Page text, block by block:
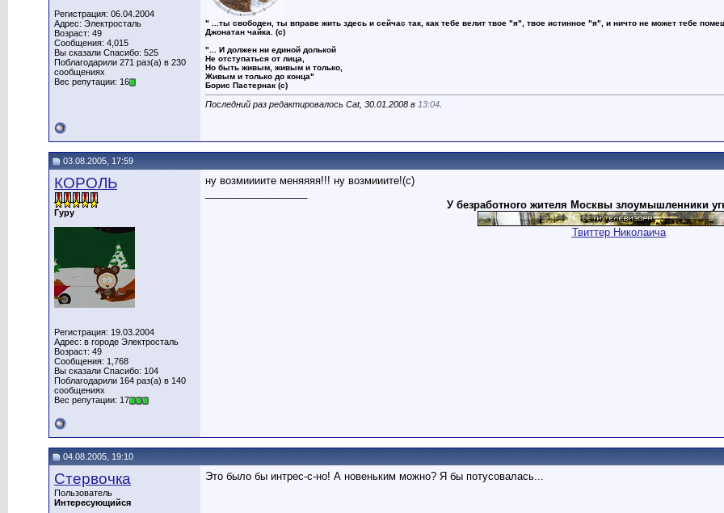
Регистрация: 06.04.2004
Адрес: Электросталь
Возраст: 49
Сообщения: 4,015
Вы сказали Спасибо: 525
Поблагодарили 271 раз(а) в 230
сообщениях
Вес репутации: 16
" ...ты свободен, ты вправе жить здесь и сейчас так, как тебе велит твое "я", твое истинное "я", и ничто не может тебе
Джонатан чайка. (с)
"... И должен ни единой долькой
Не отступаться от лица,
Но быть живым, живым и только,
Живым и только до конца"
Борис Пастернак (с)
Последний раз редактировалось Cat, 30.01.2008 в 13:04
03.08.2005, 17:59
КОРОЛЬ
Гуру
Регистрация: 19.03.2004
Адрес: в городе Электросталь
Возраст: 49
Сообщения: 1,768
Вы сказали Спасибо: 104
Поблагодарили 164 раз(а) в 140
сообщениях
Вес репутации: 17
ну возмиииите меняяяя!!! ну возмииите!(с)
У безработного жителя Москвы злоумышленники
Твиттер Николаича
04.08.2005, 19:10
Стервочка
Пользователь
Интересующийся
Это было бы интрес-с-но! А новеньким можно? Я бы потусовалась...